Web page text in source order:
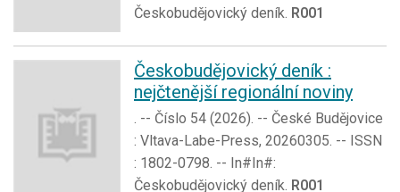
Českobudějovický deník. R001
Českobudějovický deník :
nejčtenější regionální noviny
. -- Číslo 54 (2026). -- České Budějovice
: Vltava-Labe-Press, 20260305. -- ISSN
: 1802-0798. -- In#In#:
Českobudějovický deník. R001